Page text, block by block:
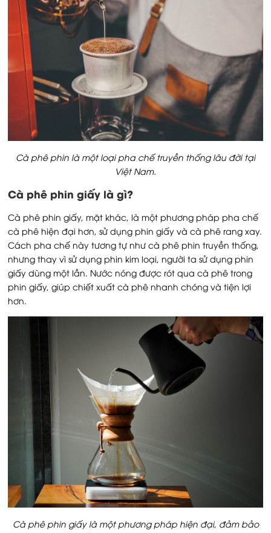
Cà phê phin là một loại pha chế truyền thống lâu đời tại
Việt Nam.
Cà phê phin giấy là gì?
Cà phê phin giấy, mặt khác, là một phương pháp pha chế
cà phê hiện đại hơn, sử dụng phin giấy và cà phê rang xay.
Cách pha chế này tương tự như cà phê phin truyền thống,
nhưng thay vì sử dụng phin kim loại, người ta sử dụng phin
giấy dùng một lần. Nước nóng được rót qua cà phê trong
phin giấy, giúp chiết xuất cà phê nhanh chóng và tiện lợi
hơn.
Cà phê phin giấy là một phương pháp hiện đại, đảm bảo